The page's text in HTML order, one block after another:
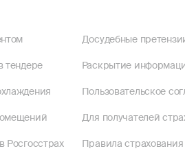
тендере
Росгосстрах
Досудебные
Раскрытие
Пользовательское
Для получателей
Правила